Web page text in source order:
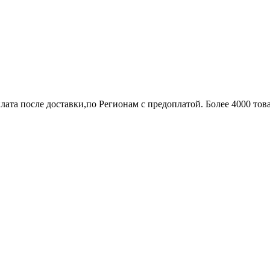
после доставки,по Регионам с предоплатой. Более 4000